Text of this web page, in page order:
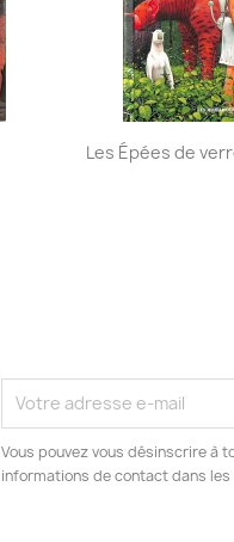

Les Épées de
Vous pouvez vous désinscrire à
informations de contact dans